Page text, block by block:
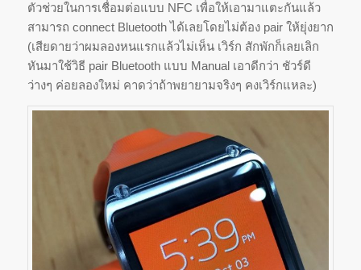
ตัวช่วยในการเชื่อมต่อแบบ NFC เพื่อให้เอามาแตะกันแล้ว
สามารถ connect Bluetooth ได้เลยโดยไม่ต้อง pair ให้ยุ่งยาก
(เสียดายว่าผมลองหนแรกแล้วไม่เห็น เวิร์ก สักพักก็เลยเลิก
หันมาใช้วิธี pair Bluetooth แบบ Manual เอาดีกว่า ชัวร์ดี
ว่างๆ ค่อยลองใหม่ คาดว่าถ้าพยายามจริงๆ คงเวิร์กแหละ)